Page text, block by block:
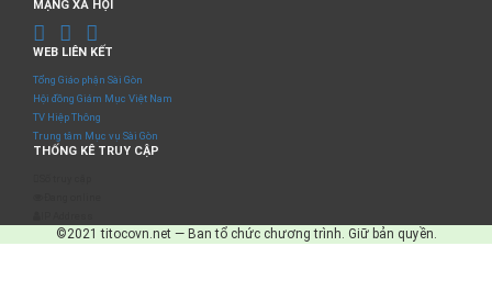
MẠNG XÃ HỘI
WEB LIÊN KẾT
Tổng Giáo phận Sài Gòn
Hội đồng Giám Mục Việt Nam
TV Hiệp Thông
Trung tâm Mục vụ Sài Gòn
THỐNG KÊ TRUY CẬP
©2021 titocovn.net — Ban tổ chức chương trình. Giữ bản quyền.